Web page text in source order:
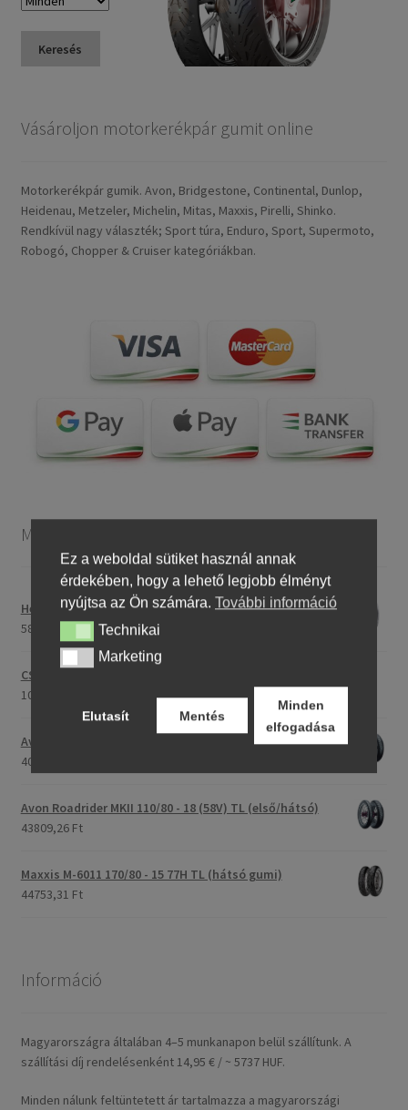
Keresés
Vásároljon motorkerékpár gumit online
Motorkerékpár gumik. Avon, Bridgestone, Continental, Dunlop,
Heidenau, Metzeler, Michelin, Mitas, Maxxis, Pirelli, Shinko.
Rendkívül nagy választék; Sport túra, Enduro, Sport, Supermoto,
Robogó, Chopper & Cruiser kategóriákban.
Motorkerékpár gumiabroncsok
Heidenau 5.00 - 16 76P P29 TT
58243,46 Ft
CST C-186 3.00 - 23 59P TT (első/hátsó)
107396,28 Ft
Avon Roadrider MKII 90/90 - 18 51V TL (első/hátsó)
40791,20 Ft
Avon Roadrider MKII 110/80 - 18 (58V) TL (első/hátsó)
43809,26 Ft
Maxxis M-6011 170/80 - 15 77H TL (hátsó gumi)
44753,31 Ft
Információ
Magyarországra általában 4–5 munkanapon belül szállítunk. A
szállítási díj rendelésenként 14,95 € / ~ 5737 HUF.
Minden nálunk feltüntetett ár tartalmazza a magyarországi
Ez a weboldal sütiket használ annak
érdekében, hogy a lehető legjobb élményt
nyújtsa az Ön számára. További információ
TechnikaiTechnikai
MarketingMarketing
Elutasít Mentés
Minden
elfogadása